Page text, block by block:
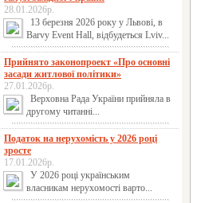
28.01.2026р.
13 березня 2026 року у Львові, в
Barvy Event Hall, відбудеться Lviv...
Прийнято законопроект «Про основні
засади житлової політики»
27.01.2026р.
Верховна Рада України прийняла в
другому читанні...
Податок на нерухомість у 2026 році
зросте
17.01.2026р.
У 2026 році українським
власникам нерухомості варто...